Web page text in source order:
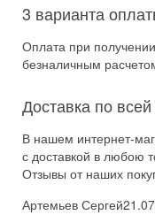
3 варианта
Оплата при
безналичным
Доставка по
В нашем интернет-
с доставкой в любою
Отзывы от наших
Артемьев Сергей